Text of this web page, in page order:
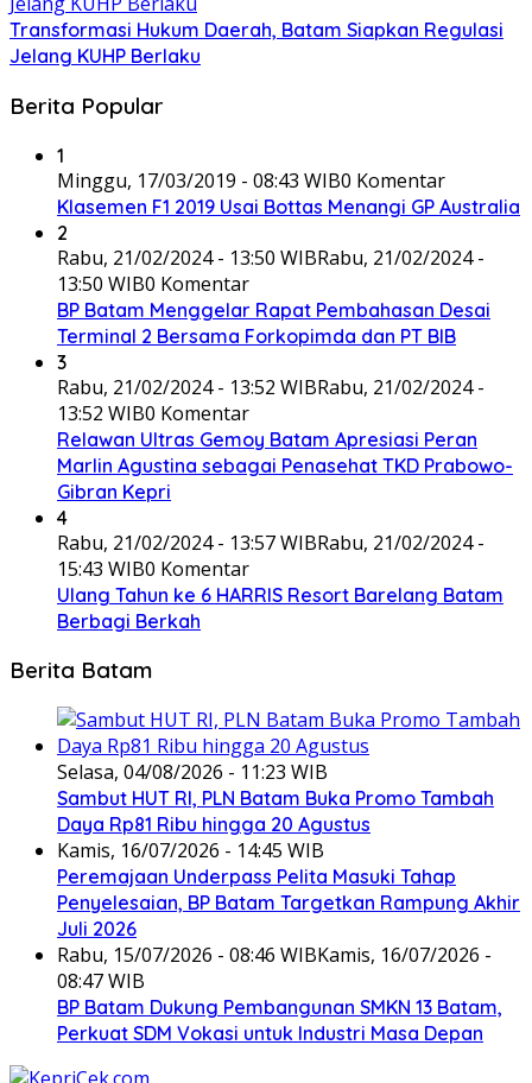
Transformasi Hukum Daerah, Batam Siapkan Regulasi
Jelang KUHP Berlaku
Berita Popular
1
Minggu, 17/03/2019 - 08:43 WIB0 Komentar
Klasemen F1 2019 Usai Bottas Menangi GP Australia
2
Rabu, 21/02/2024 - 13:50 WIBRabu, 21/02/2024 -
13:50 WIB0 Komentar
BP Batam Menggelar Rapat Pembahasan Desai
Terminal 2 Bersama Forkopimda dan PT BIB
3
Rabu, 21/02/2024 - 13:52 WIBRabu, 21/02/2024 -
13:52 WIB0 Komentar
Relawan Ultras Gemoy Batam Apresiasi Peran
Marlin Agustina sebagai Penasehat TKD Prabowo-
Gibran Kepri
4
Rabu, 21/02/2024 - 13:57 WIBRabu, 21/02/2024 -
15:43 WIB0 Komentar
Ulang Tahun ke 6 HARRIS Resort Barelang Batam
Berbagi Berkah
Berita Batam
Selasa, 04/08/2026 - 11:23 WIB
Sambut HUT RI, PLN Batam Buka Promo Tambah
Daya Rp81 Ribu hingga 20 Agustus
Kamis, 16/07/2026 - 14:45 WIB
Peremajaan Underpass Pelita Masuki Tahap
Penyelesaian, BP Batam Targetkan Rampung Akhir
Juli 2026
Rabu, 15/07/2026 - 08:46 WIBKamis, 16/07/2026 -
08:47 WIB
BP Batam Dukung Pembangunan SMKN 13 Batam,
Perkuat SDM Vokasi untuk Industri Masa Depan